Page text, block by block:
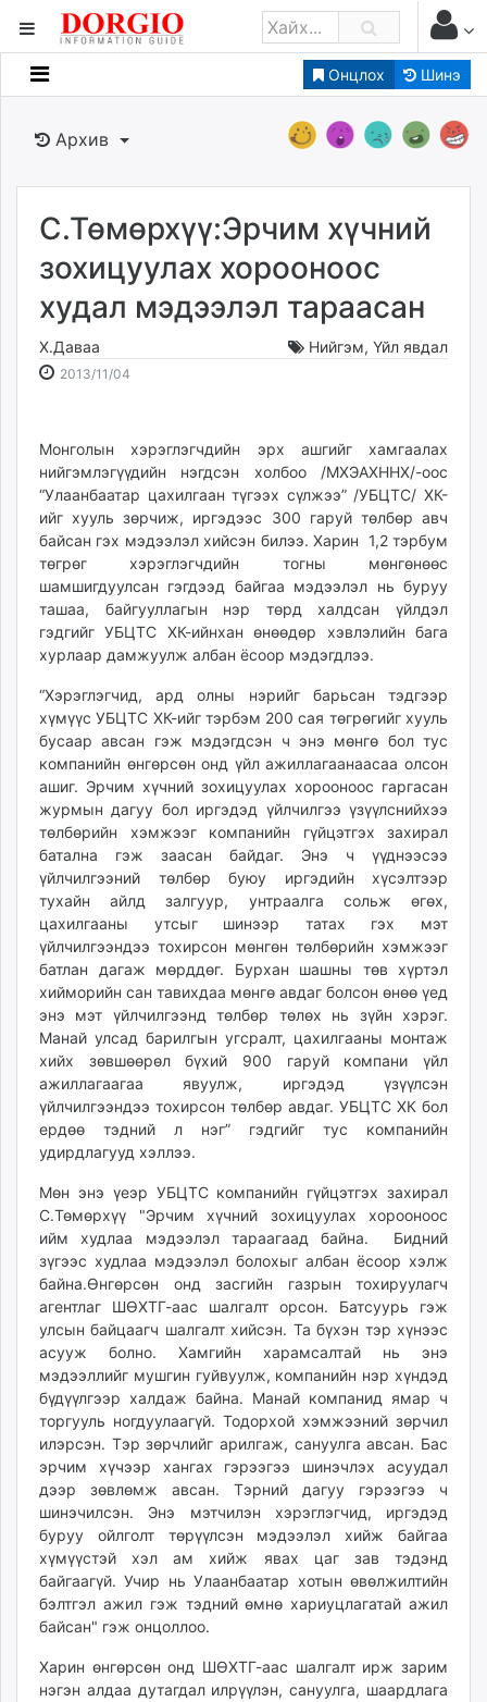
Онцлох Шинэ
Мэдээллийн
Банк санхүү
Бизнес ААН
Төрийн
dorgio.mn
Gogo.mn
caak.mn
Baabar.mn
tovch.mn
ikon.mn
mnb.mn
Livetv.mn
Eguur.mn
24tsag.mn
shuud.mn
eagle.mn
ergelt.mn
zarig.mn
today.mn
mminfo.mn
ugluu.mn
urlag.mn
unen.mn
asu.mn
shudarga.mn
shuurhai.mn
unuudur.mn
isee.mn
mglradio.com
itoim.mn
tumen.mn
shuum.mn
times.mn
tvmongolia.mn
mass.mn
unegui.mn
assa.mn
tac.mn
paparazzi.mn
unread.today
Архив
С.Төмөрхүү:Эрчим хүчний
зохицуулах хорооноос
худал мэдээлэл тараасан
Х.Даваа Нийгэм, Үйл явдал
2013/11/04
22:09:46
20:58:20
Монголын хэрэглэгчдийн эрх ашгийг хамгаалах
нийгэмлэгүүдийн нэгдсэн холбоо /МХЭАХННХ/-оос
“Улаанбаатар цахилгаан түгээх сүлжээ” /УБЦТС/ ХК-
ийг хууль зөрчиж, иргэдээс 300 гаруй төлбөр авч
байсан гэх мэдээлэл хийсэн билээ. Харин 1,2 тэрбум
төгрөг хэрэглэгчдийн тогны мөнгөнөөс
шамшигдуулсан гэгдээд байгаа мэдээлэл нь буруу
ташаа, байгууллагын нэр төрд халдсан үйлдэл
гэдгийг УБЦТС ХК-ийнхан өнөөдөр хэвлэлийн бага
хурлаар дамжуулж албан ёсоор мэдэгдлээ.
“Хэрэглэгчид, ард олны нэрийг барьсан тэдгээр
хүмүүс УБЦТС ХК-ийг тэрбэм 200 сая төгрөгийг хууль
бусаар авсан гэж мэдэгдсэн ч энэ мөнгө бол тус
компанийн өнгөрсөн онд үйл ажиллагаанаасаа олсон
ашиг. Эрчим хүчний зохицуулах хорооноос гаргасан
журмын дагуу бол иргэдэд үйлчилгээ үзүүлснийхээ
төлбөрийн хэмжээг компанийн гүйцэтгэх захирал
батална гэж заасан байдаг. Энэ ч үүднээсээ
үйлчилгээний төлбөр буюу иргэдийн хүсэлтээр
тухайн айлд залгуур, унтраалга сольж өгөх,
цахилгааны утсыг шинээр татах гэх мэт
үйлчилгээндээ тохирсон мөнгөн төлбөрийн хэмжээг
батлан дагаж мөрддөг. Бурхан шашны төв хүртэл
хийморийн сан тавихдаа мөнгө авдаг болсон өнөө үед
энэ мэт үйлчилгээнд төлбөр төлөх нь зүйн хэрэг.
Манай улсад барилгын угсралт, цахилгааны монтаж
хийх зөвшөөрөл бүхий 900 гаруй компани үйл
ажиллагаагаа явуулж, иргэдэд үзүүлсэн
үйлчилгээндээ тохирсон төлбөр авдаг. УБЦТС ХК бол
ердөө тэдний л нэг” гэдгийг тус компанийн
удирдлагууд хэллээ.
Мөн энэ үеэр УБЦТС компанийн гүйцэтгэх захирал
С.Төмөрхүү "Эрчим хүчний зохицуулах хорооноос
ийм худлаа мэдээлэл тараагаад байна. Бидний
зүгээс худлаа мэдээлэл болохыг албан ёсоор хэлж
байна.Өнгөрсөн онд засгийн газрын тохируулагч
агентлаг ШӨХТГ-аас шалгалт орсон. Батсуурь гэж
улсын байцаагч шалгалт хийсэн. Та бүхэн тэр хүнээс
асууж болно. Хамгийн харамсалтай нь энэ
мэдээллийг мушгин гуйвуулж, компанийн нэр хүндэд
бүдүүлгээр халдаж байна. Манай компанид ямар ч
торгууль ногдуулаагүй. Тодорхой хэмжээний зөрчил
илэрсэн. Тэр зөрчлийг арилгаж, сануулга авсан. Бас
эрчим хүчээр хангах гэрээгээ шинэчлэх асуудал
дээр зөвлөмж авсан. Тэрний дагуу гэрээгээ ч
шинэчилсэн. Энэ мэтчилэн хэрэглэгчид, иргэдэд
буруу ойлголт төрүүлсэн мэдээлэл хийж байгаа
хүмүүстэй хэл ам хийж явах цаг зав тэдэнд
байгаагүй. Учир нь Улаанбаатар хотын өвөлжилтийн
бэлтгэл ажил гэж тэдний өмнө хариуцлагатай ажил
байсан" гэж онцоллоо.
Харин өнгөрсөн онд ШӨХТГ-аас шалгалт ирж зарим
нэгэн алдаа дутагдал илрүүлэн, сануулга, шаардлага